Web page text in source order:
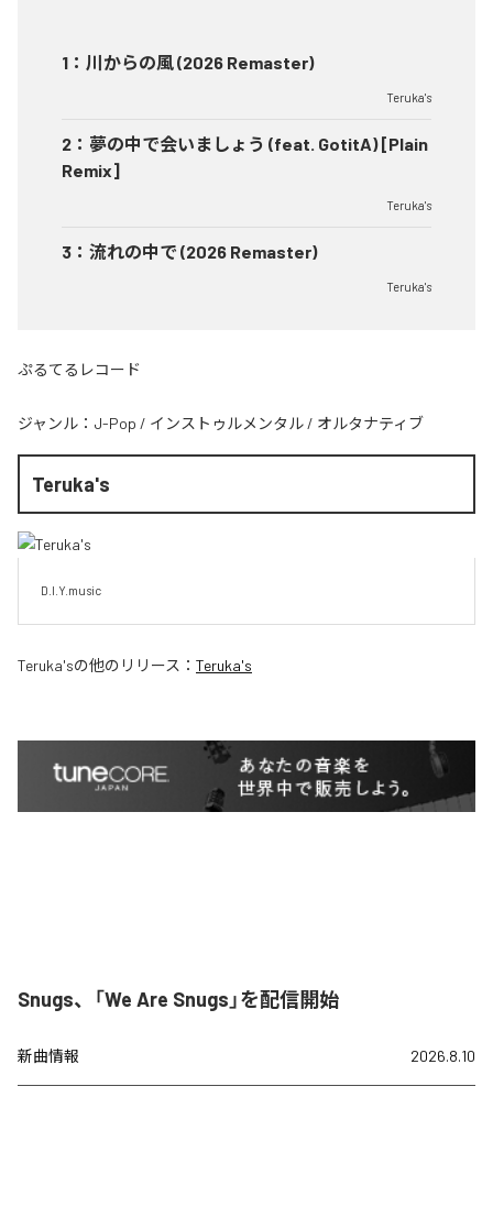
1 ： 川からの風 (2026 Remaster)
Teruka's
2 ： 夢の中で会いましょう (feat. GotitA) [Plain
Remix]
Teruka's
3 ： 流れの中で (2026 Remaster)
Teruka's
ぷるてるレコード
ジャンル： J-Pop / インストゥルメンタル / オルタナティブ
Teruka's
D.I.Y.music
Teruka'sの他のリリース： Teruka's
Snugs、「We Are Snugs」を配信開始
新曲情報 2026.8.10